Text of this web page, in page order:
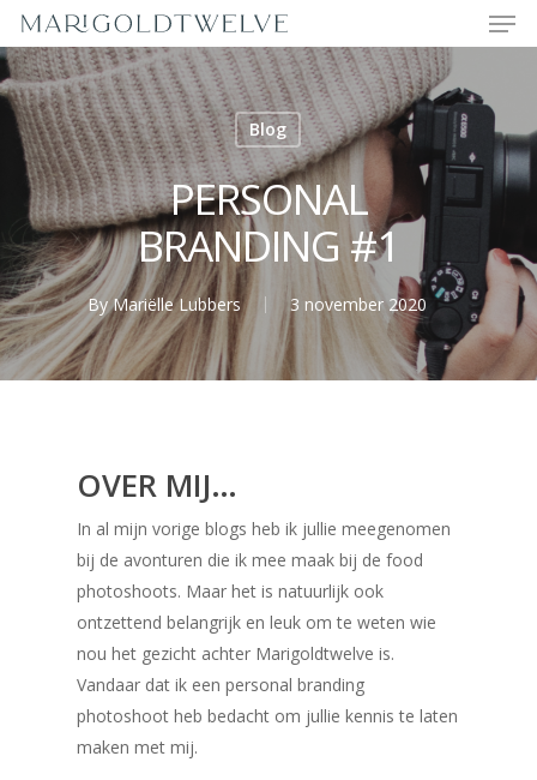
Skip
to
main
content
Blog
PERSONAL
BRANDING #1
By Mariëlle Lubbers 3 november 2020
OVER MIJ…
In al mijn vorige blogs heb ik jullie meegenomen
bij de avonturen die ik mee maak bij de food
photoshoots. Maar het is natuurlijk ook
ontzettend belangrijk en leuk om te weten wie
nou het gezicht achter Marigoldtwelve is.
Vandaar dat ik een personal branding
photoshoot heb bedacht om jullie kennis te laten
maken met mij.